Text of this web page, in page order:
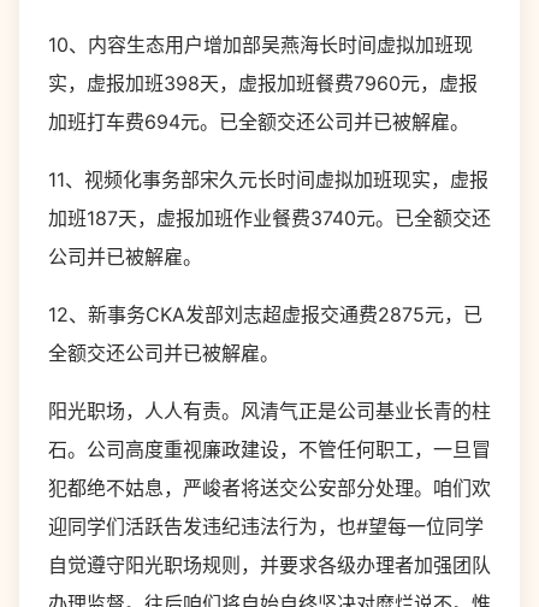
10、内容生态用户增加部吴燕海长时间虚拟加班现
实，虚报加班398天，虚报加班餐费7960元，虚报
加班打车费694元。已全额交还公司并已被解雇。
11、视频化事务部宋久元长时间虚拟加班现实，虚报
加班187天，虚报加班作业餐费3740元。已全额交还
公司并已被解雇。
12、新事务CKA发部刘志超虚报交通费2875元，已
全额交还公司并已被解雇。
阳光职场，人人有责。风清气正是公司基业长青的柱
石。公司高度重视廉政建设，不管任何职工，一旦冒
犯都绝不姑息，严峻者将送交公安部分处理。咱们欢
迎同学们活跃告发违纪违法行为，也#望每一位同学
自觉遵守阳光职场规则，并要求各级办理者加强团队